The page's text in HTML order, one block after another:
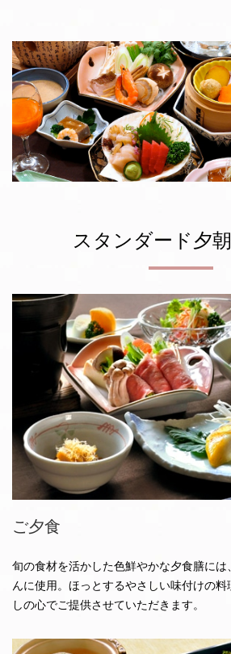
スタンダード夕
ご夕食
旬の食材を活かした色鮮やかな夕食膳に
んに使用。ほっとするやさしい味付けの
しの心でご提供させていただきます。